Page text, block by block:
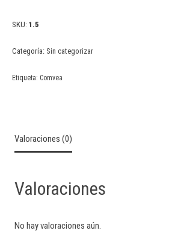
SKU: 1.5
Categoría: Sin categorizar
Etiqueta: Comvea
Valoraciones (0)
Valoraciones
No hay valoraciones aún.